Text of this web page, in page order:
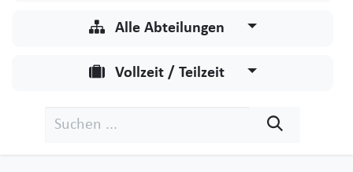
Alle Abteilungen
Vollzeit / Teilzeit